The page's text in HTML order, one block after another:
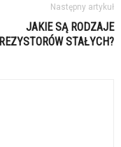
Następny artykuł
JAKIE SĄ RODZAJE
REZYSTORÓW STAŁYCH?